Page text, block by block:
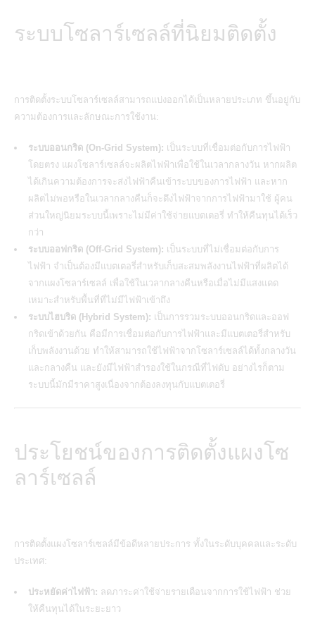
ระบบโซลาร์เซลล์ที่นิยมติดตั้ง
การติดตั้งระบบโซลาร์เซลล์สามารถแบ่งออกได้เป็นหลายประเภท ขึ้นอยู่กับ
ความต้องการและลักษณะการใช้งาน:
ระบบออนกริด (On-Grid System): เป็นระบบที่เชื่อมต่อกับการไฟฟ้า
โดยตรง แผงโซลาร์เซลล์จะผลิตไฟฟ้าเพื่อใช้ในเวลากลางวัน หากผลิต
ได้เกินความต้องการจะส่งไฟฟ้าคืนเข้าระบบของการไฟฟ้า และหาก
ผลิตไม่พอหรือในเวลากลางคืนก็จะดึงไฟฟ้าจากการไฟฟ้ามาใช้ ผู้คน
ส่วนใหญ่นิยมระบบนี้เพราะไม่มีค่าใช้จ่ายแบตเตอรี่ ทำให้คืนทุนได้เร็ว
กว่า
ระบบออฟกริด (Off-Grid System): เป็นระบบที่ไม่เชื่อมต่อกับการ
ไฟฟ้า จำเป็นต้องมีแบตเตอรี่สำหรับเก็บสะสมพลังงานไฟฟ้าที่ผลิตได้
จากแผงโซลาร์เซลล์ เพื่อใช้ในเวลากลางคืนหรือเมื่อไม่มีแสงแดด
เหมาะสำหรับพื้นที่ที่ไม่มีไฟฟ้าเข้าถึง
ระบบไฮบริด (Hybrid System): เป็นการรวมระบบออนกริดและออฟ
กริดเข้าด้วยกัน คือมีการเชื่อมต่อกับการไฟฟ้าและมีแบตเตอรี่สำหรับ
เก็บพลังงานด้วย ทำให้สามารถใช้ไฟฟ้าจากโซลาร์เซลล์ได้ทั้งกลางวัน
และกลางคืน และยังมีไฟฟ้าสำรองใช้ในกรณีที่ไฟดับ อย่างไรก็ตาม
ระบบนี้มักมีราคาสูงเนื่องจากต้องลงทุนกับแบตเตอรี่
ประโยชน์ของการติดตั้งแผงโซ
ลาร์เซลล์
การติดตั้งแผงโซลาร์เซลล์มีข้อดีหลายประการ ทั้งในระดับบุคคลและระดับ
ประเทศ:
ประหยัดค่าไฟฟ้า: ลดภาระค่าใช้จ่ายรายเดือนจากการใช้ไฟฟ้า ช่วย
ให้คืนทุนได้ในระยะยาว